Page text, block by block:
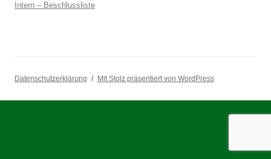
Intern – Beschlussliste
Datenschutzerklärung Mit Stolz präsentiert von WordPress